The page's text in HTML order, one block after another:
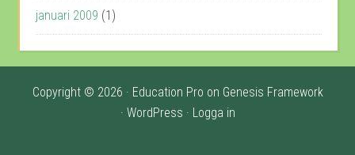
januari 2009 (1)
Copyright © 2026 · Education Pro on Genesis Framework
· WordPress · Logga in